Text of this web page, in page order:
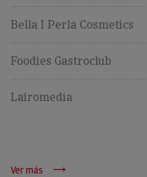
Bella I Perla Cosmetics
Foodies Gastroclub
Lairomedia
Ver más